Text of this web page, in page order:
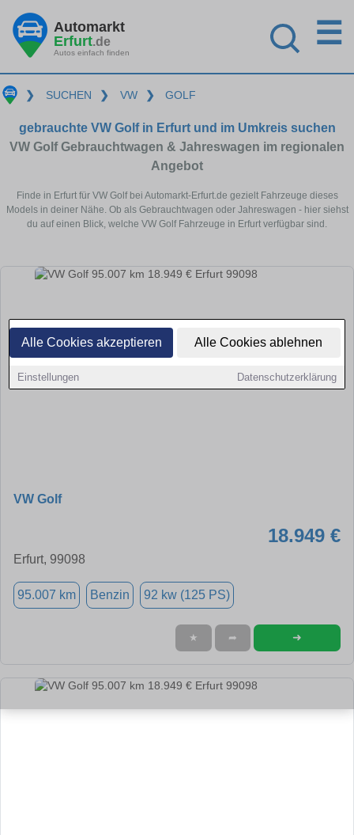
Alle Cookies akzeptieren Alle Cookies ablehnen
Einstellungen Datenschutzerklärung
Automarkt
Erfurt.de
Autos einfach finden
☰
❯ SUCHEN ❯ VW ❯ GOLF
gebrauchte VW Golf in Erfurt und im Umkreis suchen
VW Golf Gebrauchtwagen & Jahreswagen im regionalen
Angebot
Finde in Erfurt für VW Golf bei Automarkt-Erfurt.de gezielt Fahrzeuge dieses
Models in deiner Nähe. Ob als Gebrauchtwagen oder Jahreswagen - hier siehst
du auf einen Blick, welche VW Golf Fahrzeuge in Erfurt verfügbar sind.
VW Golf
18.949 €
Erfurt, 99098
95.007 km Benzin 92 kw (125 PS)
★ ➦ ➜